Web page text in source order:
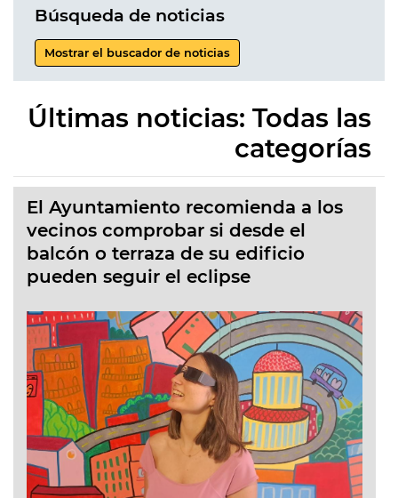
Búsqueda de noticias
Mostrar el buscador de noticias
Últimas noticias: Todas las
categorías
El Ayuntamiento recomienda a los
vecinos comprobar si desde el
balcón o terraza de su edificio
pueden seguir el eclipse